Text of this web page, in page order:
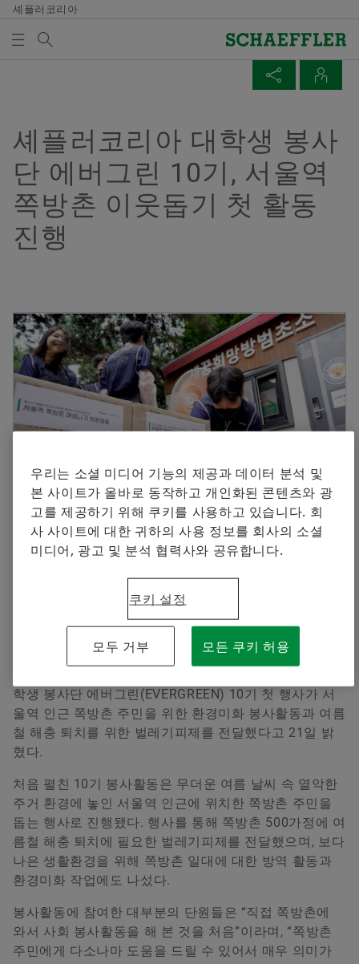
셰플러코리아
회사
연혁
품질과 환경
구매 및 공급업체 관리
그룹
셰플러에 오신 것을 환영합니다.
제품과 솔루션
E-Mobility
Powertrain & Chassis
Vehicle Lifetime Solutions
디지털 제품
브랜드 보호
Special Machinery
인재 채용
채용정보 검색
자기 개발
기입항목
훈련 기관
미디어
보도 자료
미디어 콘텐츠
미디어 라이브러리
날짜와 이벤트
Facebook
LinkedIn
Twitter
Yujeong Min
Manager, Communication and Branding Schaeffler
Korea
info.kr@schaeffler.com
Younsun Joo
+82 2 311 3070
info.kr@schaeffler.com
미디어 장바구니에 품목이 없습니다. 새 엘리먼트 버튼
을 추가할 때 사용:
매체 수집
참고
은 허용되지 않습니다.
지금 주문하기
셰플러코리아 대학생 봉사
단 에버그린 10기, 서울역
쪽방촌 이웃돕기 첫 활동
진행
2022-07-21 | Seoul
2022년 7월 21일 | 글로벌 자동차 및 산업기계용 정밀 부
학생 봉사단 에버그린(EVERGREEN) 10기 첫 행사가 서
울역 인근 쪽방촌 주민을 위한 환경미화 봉사활동과 여름
철 해충 퇴치를 위한 벌레기피제를 전달했다고 21일 밝
혔다.
처음 펼친 10기 봉사활동은 무더운 여름 날씨 속 열악한
주거 환경에 놓인 서울역 인근에 위치한 쪽방촌 주민을
돕는 행사로 진행됐다. 행사를 통해 쪽방촌 500가정에 여
름철 해충 퇴치에 필요한 벌레기피제를 전달했으며, 보다
나은 생활환경을 위해 쪽방촌 일대에 대한 방역 활동과
환경미화 작업에도 나섰다.
봉사활동에 참여한 대부분의 단원들은 “직접 쪽방촌에
와서 사회 봉사활동을 해 본 것을 처음”이라며, “쪽방촌
주민에게 다소나마 도움을 드릴 수 있어서 매우 의미가
우리는 소셜 미디어 기능의 제공과 데이터 분석 및
본 사이트가 올바로 동작하고 개인화된 콘텐츠와 광
고를 제공하기 위해 쿠키를 사용하고 있습니다. 회
사 사이트에 대한 귀하의 사용 정보를 회사의 소셜
미디어, 광고 및 분석 협력사와 공유합니다.
쿠키 설정
모두 거부 모든 쿠키 허용